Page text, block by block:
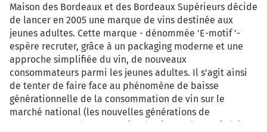
Maison des Bordeaux et des Bordeaux Supérieurs décide
de lancer en 2005 une marque de vins destinée aux
jeunes adultes. Cette marque - dénommée 'E-motif '-
espère recruter, grâce à un packaging moderne et une
approche simplifiée du vin, de nouveaux
consommateurs parmi les jeunes adultes. Il s'agit ainsi
de tenter de faire face au phénomène de baisse
générationnelle de la consommation de vin sur le
marché national (les nouvelles générations de
consommateurs buvant moins de vin que leurs aînés).